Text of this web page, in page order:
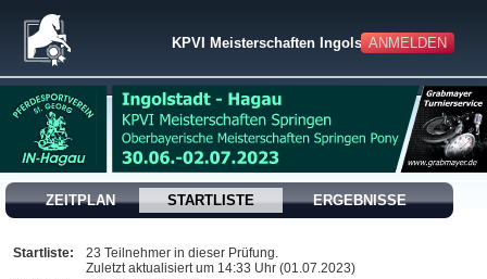
ANMELDEN
KPVI Meisterschaften Ingolstadt
ZEITPLAN STARTLISTE ERGEBNISSE
Startliste:
23 Teilnehmer in dieser Prüfung.
Zuletzt aktualisiert um 14:33 Uhr (01.07.2023)